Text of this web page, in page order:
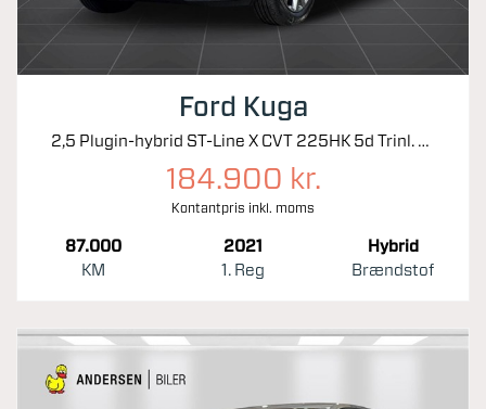
Ford Kuga
2,5 Plugin-hybrid ST-Line X CVT 225HK 5d Trinl. Gear
184.900 kr.
Kontantpris inkl. moms
87.000
KM
2021
1. Reg
Hybrid
Brændstof